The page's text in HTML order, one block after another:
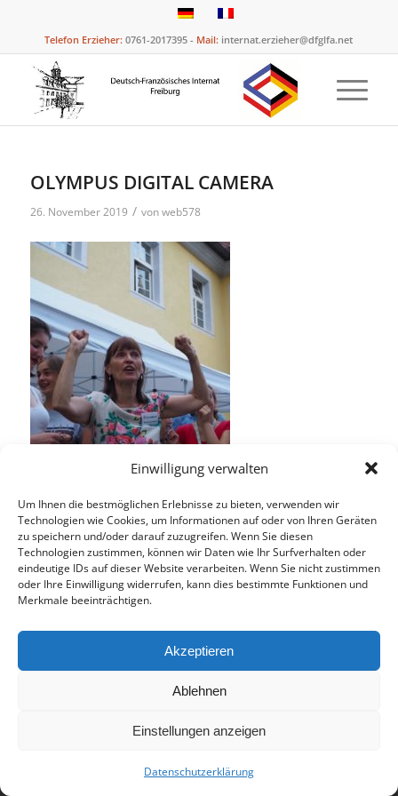
Einwilligung verwalten
Um Ihnen die bestmöglichen Erlebnisse zu bieten, verwenden wir
Technologien wie Cookies, um Informationen auf oder von Ihren Geräten
zu speichern und/oder darauf zuzugreifen. Wenn Sie diesen
Technologien zustimmen, können wir Daten wie Ihr Surfverhalten oder
eindeutige IDs auf dieser Website verarbeiten. Wenn Sie nicht zustimmen
oder Ihre Einwilligung widerrufen, kann dies bestimmte Funktionen und
Merkmale beeinträchtigen.
Akzeptieren
Ablehnen
Einstellungen anzeigen
Datenschutzerklärung
Telefon Erzieher: 0761-2017395 - Mail: internat.erzieher@dfglfa.net
OLYMPUS DIGITAL CAMERA
26. November 2019 / vonweb578
Eintrag teilen
© 2017 - Deutsch-Französisches Internat Freiburg - Realisiert von
Datenschutzerklärung